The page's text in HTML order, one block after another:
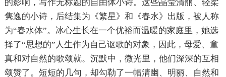
的影响，写作无标题的自由体小诗。这些晶莹清丽、轻柔
隽逸的小诗，后结集为《繁星》和《春水》出版，被人称
为“春水体”。冰心生长在一个优裕而温暖的家庭里，她选
择了“思想的”人生作为自己讴歌的对象，因此，母爱、童
真和对自然的歌颂就。沉默中，微光里，他们深深的互相
颂赞了。短短的几句，却勾勒了一幅清幽、明丽、自然和